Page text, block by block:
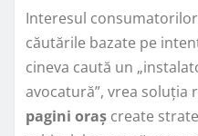
Interesul
căutările bazate pe
cineva caută un
avocatură”, vrea soluția
pagini oraș create